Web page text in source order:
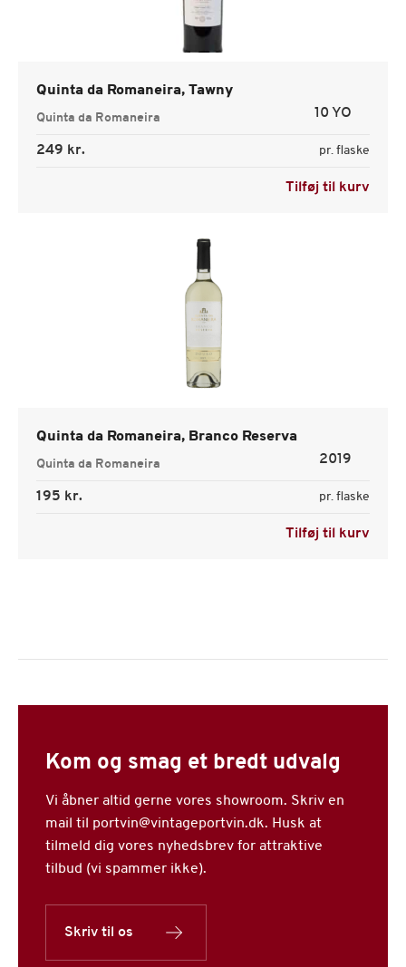
Quinta da Romaneira, Tawny
Quinta da Romaneira 10 YO
249 kr. pr. flaske
Tilføj til kurv
Quinta da Romaneira, Branco Reserva
Quinta da Romaneira 2019
195 kr. pr. flaske
Tilføj til kurv
Kom og smag et bredt udvalg
Vi åbner altid gerne vores showroom. Skriv en
mail til portvin@vintageportvin.dk. Husk at
tilmeld dig vores nyhedsbrev for attraktive
tilbud (vi spammer ikke).
Skriv til os